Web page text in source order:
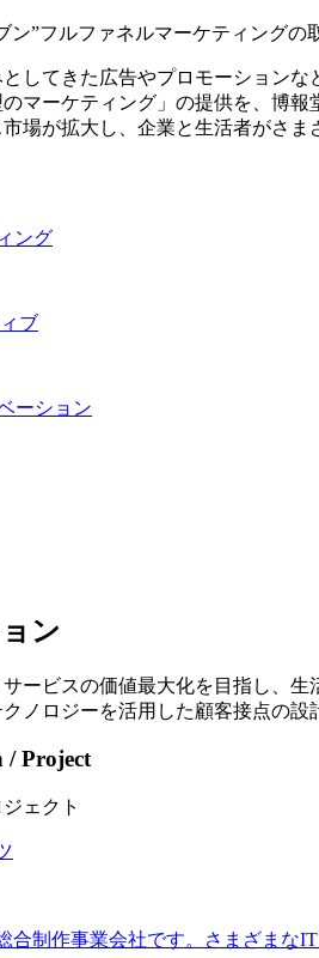
してきた広告やプロモーション
マーケティング」の提供を、博報
場が拡大し、企業と生活者がさ
ング
ブ
ーション
ン
ービスの価値最大化を目指し、
ノロジーを活用した顧客接点の
/ Project
ェクト
合制作事業会社です。さまざまな